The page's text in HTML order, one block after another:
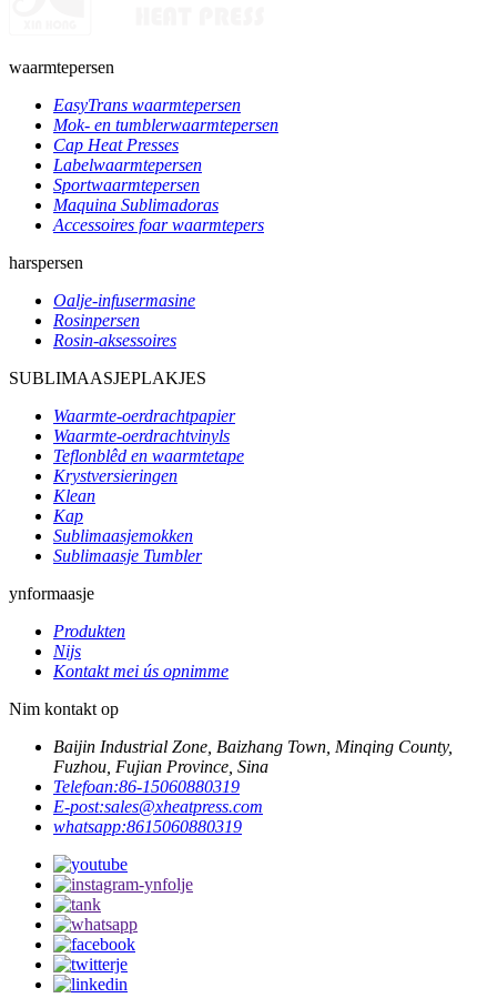
waarmtepersen
EasyTrans waarmtepersen
Mok- en tumblerwaarmtepersen
Cap Heat Presses
Labelwaarmtepersen
Sportwaarmtepersen
Maquina Sublimadoras
Accessoires foar waarmtepers
harspersen
Oalje-infusermasine
Rosinpersen
Rosin-aksessoires
SUBLIMAASJEPLAKJES
Waarmte-oerdrachtpapier
Waarmte-oerdrachtvinyls
Teflonblêd en waarmtetape
Krystversieringen
Klean
Kap
Sublimaasjemokken
Sublimaasje Tumbler
ynformaasje
Produkten
Nijs
Kontakt mei ús opnimme
Nim kontakt op
Baijin Industrial Zone, Baizhang Town, Minqing County,
Fuzhou, Fujian Province, Sina
Telefoan:86-15060880319
E-post:sales@xheatpress.com
whatsapp:8615060880319